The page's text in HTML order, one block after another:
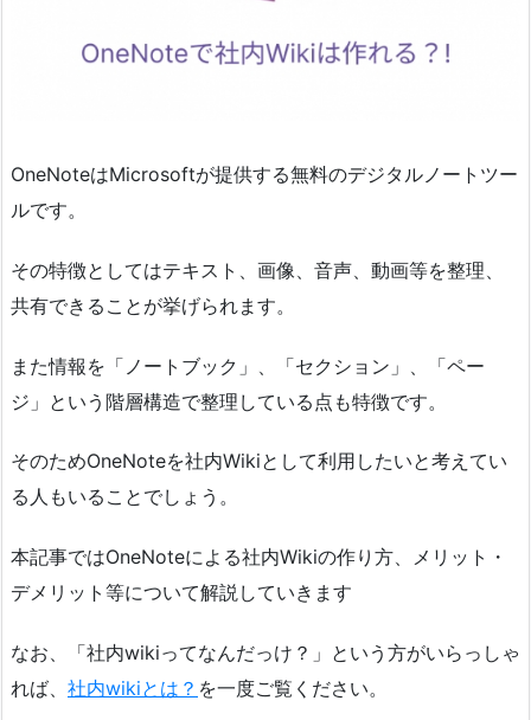
OneNoteはMicrosoftが提供する無料のデジタルノートツー
ルです。
その特徴としてはテキスト、画像、音声、動画等を整理、
共有できることが挙げられます。
また情報を「ノートブック」、「セクション」、「ペー
ジ」という階層構造で整理している点も特徴です。
そのためOneNoteを社内Wikiとして利用したいと考えてい
る人もいることでしょう。
本記事ではOneNoteによる社内Wikiの作り方、メリット・
デメリット等について解説していきます
なお、「社内wikiってなんだっけ？」という方がいらっしゃ
れば、 社内wikiとは？ を一度ご覧ください。